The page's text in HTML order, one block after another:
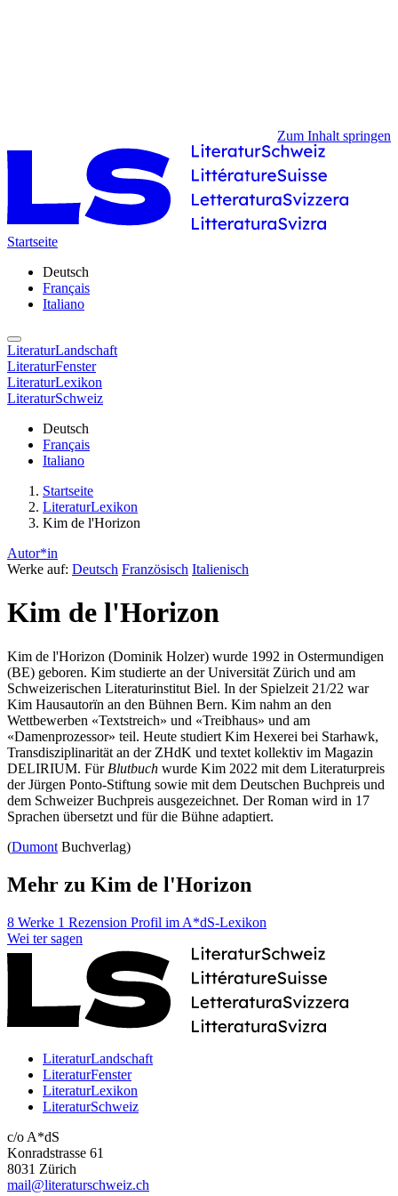
Zum Inhalt springen
Startseite
Deutsch
Français
Italiano
LiteraturLandschaft
LiteraturFenster
LiteraturLexikon
LiteraturSchweiz
Deutsch
Français
Italiano
Startseite
LiteraturLexikon
Kim de l'Horizon
Autor*in
Werke auf: Deutsch Französisch Italienisch
Kim de l'Horizon
Kim de l'Horizon (Dominik Holzer) wurde 1992 in Ostermundigen
(BE) geboren. Kim studierte an der Universität Zürich und am
Schweizerischen Literaturinstitut Biel. In der Spielzeit 21/22 war
Kim Hausautorïn an den Bühnen Bern. Kim nahm an den
Wettbewerben «Textstreich» und «Treibhaus» und am
«Damenprozessor» teil. Heute studiert Kim Hexerei bei Starhawk,
Transdisziplinarität an der ZHdK und textet kollektiv im Magazin
DELIRIUM. Für Blutbuch wurde Kim 2022 mit dem Literaturpreis
der Jürgen Ponto-Stiftung sowie mit dem Deutschen Buchpreis und
dem Schweizer Buchpreis ausgezeichnet. Der Roman wird in 17
Sprachen übersetzt und für die Bühne adaptiert.
(Dumont Buchverlag)
Mehr zu Kim de l'Horizon
8 Werke 1 Rezension Profil im A*dS-Lexikon
Wei ter sagen
LiteraturLandschaft
LiteraturFenster
LiteraturLexikon
LiteraturSchweiz
c/o A*dS
Konradstrasse 61
8031 Zürich
mail@literaturschweiz.ch